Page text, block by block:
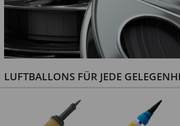
LUFTBALLONS FÜR JEDE